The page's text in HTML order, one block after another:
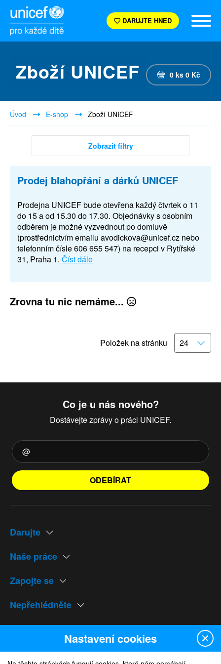
DARUJTE HNED
Zboží UNICEF 0 ks 0 Kč
Úvod E-shop Zboží UNICEF
Zobrazit filtry
Prodej blahopřání a dárků UNICEF
Prodejna UNICEF bude otevřena každý čtvrtek o 11
do 15 a od 15.30 do 17.30. Objednávky s osobním
odběrem je možné vyzvednout po domluvě
(prostřednictvím emailu avodickova@unicef.cz nebo
telefonním čísle 606 655 547) na recepci v Rytířské
31, Praha 1. Číst dále
Zrovna tu nic nemáme...
Položek na stránku
Co je u nás nového?
Dostávejte zprávy o práci UNICEF.
ODEBÍRAT
Darujte
Naše práce
Zapojte se
Nepřehlédněte
Naše weby
Nastavení cookies